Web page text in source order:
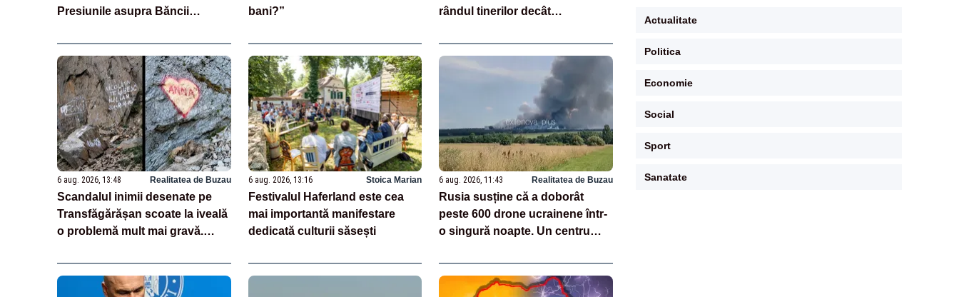
Presiunile asupra Băncii
bani?”
rândul tinerilor decât
6 aug. 2026, 13:48 Realitatea de Buzau
Scandalul inimii desenate pe
Transfăgărășan scoate la iveală
o problemă mult mai gravă.
izolat”
6 aug. 2026, 13:16 Stoica Marian
Festivalul Haferland este cea
mai importantă manifestare
dedicată culturii săsești
6 aug. 2026, 11:43 Realitatea de Buzau
Rusia susține că a doborât
peste 600 drone ucrainene într-
o singură noapte. Un centru
VIDEO
Actualitate
Politica
Economie
Social
Sport
Sanatate